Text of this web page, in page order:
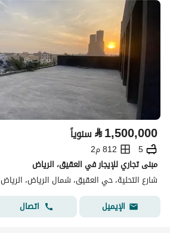
⃁1,500,000 سنوياً
5
812 م2
مبنى تجاري للإيجار في العقيق، الرياض
شارع التحلية، حي العقيق، شمال الرياض، الرياض
الإيميل
اتصال